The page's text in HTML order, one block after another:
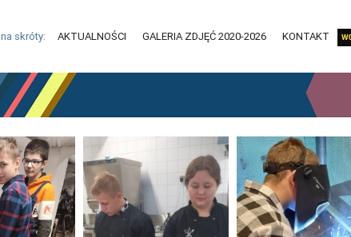
na skróty: AKTUALNOŚCI GALERIA ZDJĘĆ 2020-2026 KONTAKT